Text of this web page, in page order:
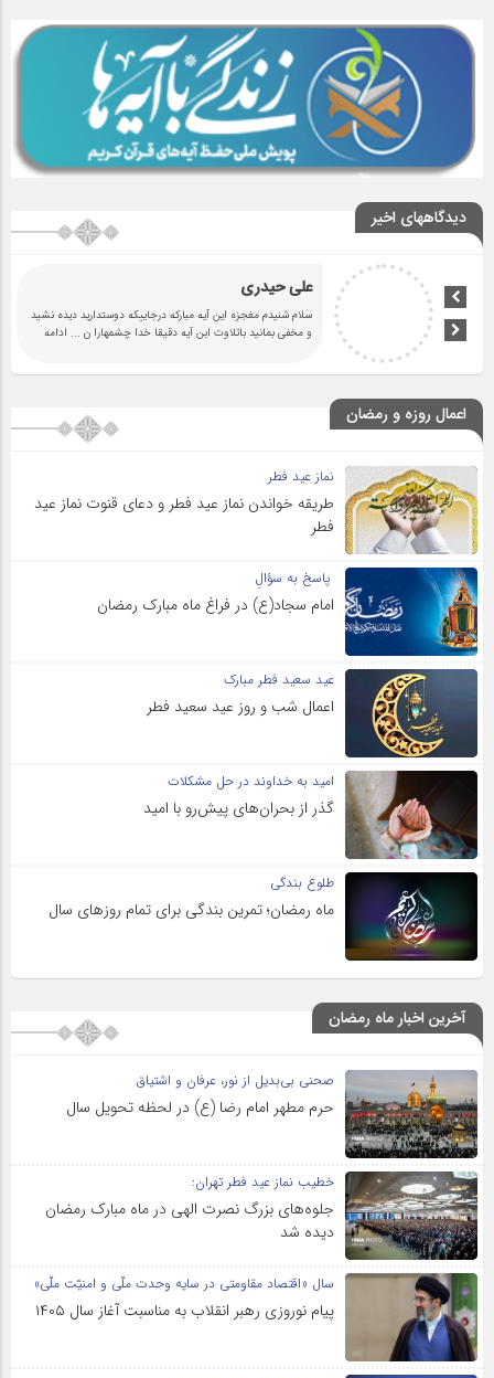
دیدگاههای اخیر
علی حیدری
سلام شنیدم مغجزه این آیه مبارکه درجاییکه دوستدارید دیده نشید
و مخفی بمانید باتلاوت ابن آیه دقیقا خدا چشمهارا ن ... ادامه
اعمال روزه و رمضان
نماز عید فطر
طریقه خواندن نماز عید فطر و دعای قنوت نماز عید
فطر
پاسخ به سؤالِ
امام سجاد(ع) در فراغ ماه مبارک رمضان
عید سعید فطر مبارک
اعمال شب و روز عید سعید فطر
امید به خداوند در حل مشکلات
گذر از بحران‌های پیش‌رو با امید
طلوع بندگی
ماه رمضان؛ تمرین بندگی برای تمام روزهای سال
آخرین اخبار ماه رمضان
صحنی بی‌بدیل از نور، عرفان و اشتیاق
حرم مطهر امام رضا (ع) در لحظه تحویل سال
خطیب نماز عید فطر تهران:
جلوه‌های بزرگ نصرت الهی در ماه مبارک رمضان
دیده شد
سال «اقتصاد مقاومتی در سایه وحدت ملّی و امنیّت ملّی»
پیام نوروزی رهبر انقلاب به مناسبت آغاز سال ۱۴۰۵